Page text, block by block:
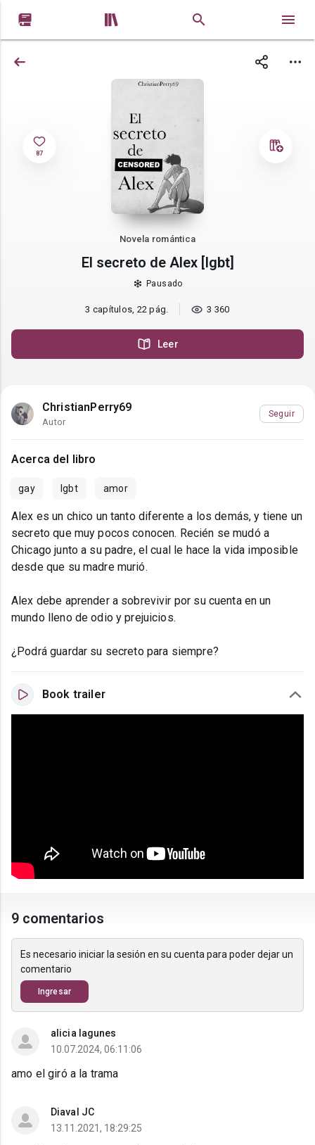
 
87
Novela romántica
El secreto de Alex [lgbt]
Pausado
3 capítulos, 22 pág. 3 360
Leer
ChristianPerry69
Autor
Seguir
Acerca del libro
gay lgbt amor
Alex es un chico un tanto diferente a los demás, y tiene un
secreto que muy pocos conocen. Recién se mudó a
Chicago junto a su padre, el cual le hace la vida imposible
desde que su madre murió.
Alex debe aprender a sobrevivir por su cuenta en un
mundo lleno de odio y prejuicios.
¿Podrá guardar su secreto para siempre?
Book trailer
9 comentarios
Es necesario iniciar la sesión en su cuenta para poder dejar un
comentario
Ingresar
alicia lagunes
10.07.2024, 06:11:06
amo el giró a la trama
Diaval JC
13.11.2021, 18:29:25